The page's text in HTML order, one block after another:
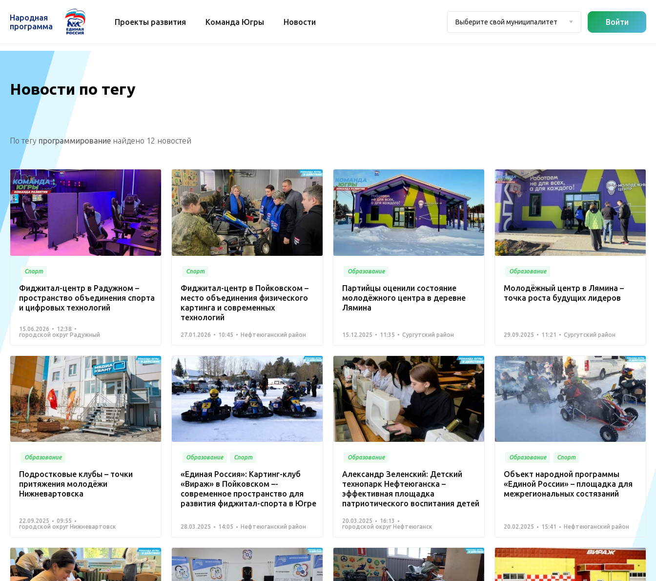
Народная
программа
Проекты развития Команда Югры Новости Выберите свой муниципалитет Войти
Новости по тегу
По тегу программирование найдено 12 новостей
Спорт
Фиджитал-центр в Радужном –
пространство объединения спорта
и цифровых технологий
15.06.2026
12:38
городской округ Радужный
Спорт
Фиджитал-центр в Пойковском –
место объединения физического
картинга и современных
технологий
27.01.2026 10:45 Нефтеюганский район
Образование
Партийцы оценили состояние
молодёжного центра в деревне
Лямина
15.12.2025 11:35 Сургутский район
Образование
Молодёжный центр в Лямина –
точка роста будущих лидеров
29.09.2025 11:21 Сургутский район
Образование
Подростковые клубы – точки
притяжения молодёжи
Нижневартовска
22.09.2025
09:55
городской округ Нижневартовск
Образование Спорт
«Единая Россия»: Картинг-клуб
«Вираж» в Пойковском –­
современное пространство для
развития фиджитал-спорта в Югре
28.03.2025 14:05 Нефтеюганский район
Образование
Александр Зеленский: Детский
технопарк Нефтеюганска –
эффективная площадка
патриотического воспитания детей
20.03.2025
16:13
городской округ Нефтеюганск
Образование Спорт
Объект народной программы
«Единой России» – площадка для
межрегиональных состязаний
20.02.2025 15:41 Нефтеюганский район